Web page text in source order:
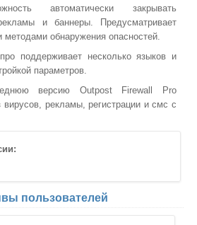
автоматически закрывать
и баннеры. Предусматривает
методами обнаружения опасностей.
поддерживает несколько языков и
параметров.
версию Outpost Firewall Pro
вирусов, рекламы, регистрации и смс с
пользователей